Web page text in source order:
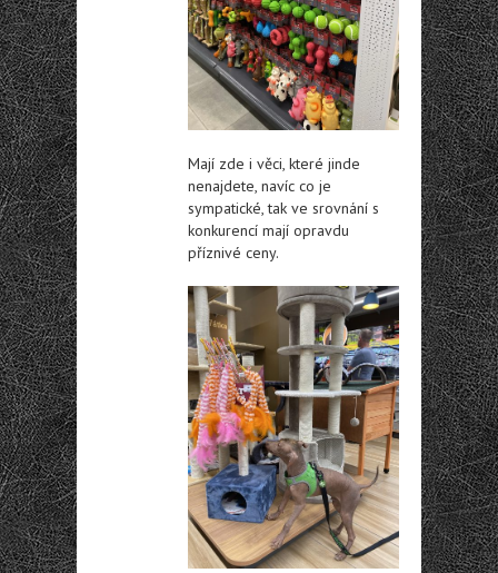
Mají zde i věci, které jinde
nenajdete, navíc co je
sympatické, tak ve srovnání s
konkurencí mají opravdu
příznivé ceny.